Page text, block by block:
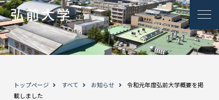
トップページ すべて お知らせ
令和元年度弘前大学概要を掲
載しました